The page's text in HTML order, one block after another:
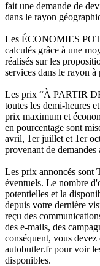
fait une demande de
dans le rayon
Les ÉCONOMIES
calculés grâce à une
réalisés sur les
services dans le rayon
Les prix “À PARTIR
toutes les demi-heures
prix maximum et
en pourcentage sont
avril, 1er juillet et 1er
provenant de
Les prix annoncés sont
éventuels. Le nombre
potentielles et la
depuis votre dernière
reçu des
des e-mails, des
conséquent, vous
autobutler.fr pour voir
disponibles.